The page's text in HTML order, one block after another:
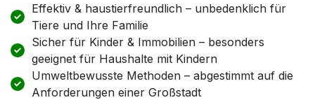
Effektiv & haustierfreundlich – unbedenklich für
Tiere und Ihre Familie
Sicher für Kinder & Immobilien – besonders
geeignet für Haushalte mit Kindern
Umweltbewusste Methoden – abgestimmt auf die
Anforderungen einer Großstadt